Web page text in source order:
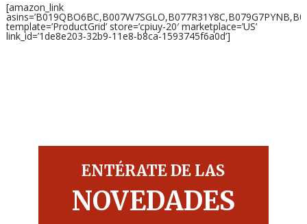
[amazon_link
template=’ProductGrid’ store=’cpiuy-20′ marketplace=’US’
link_id=’1de8e203-32b9-11e8-b8ca-1593745f6a0d’]
ENTÉRATE DE LAS
NOVEDADES